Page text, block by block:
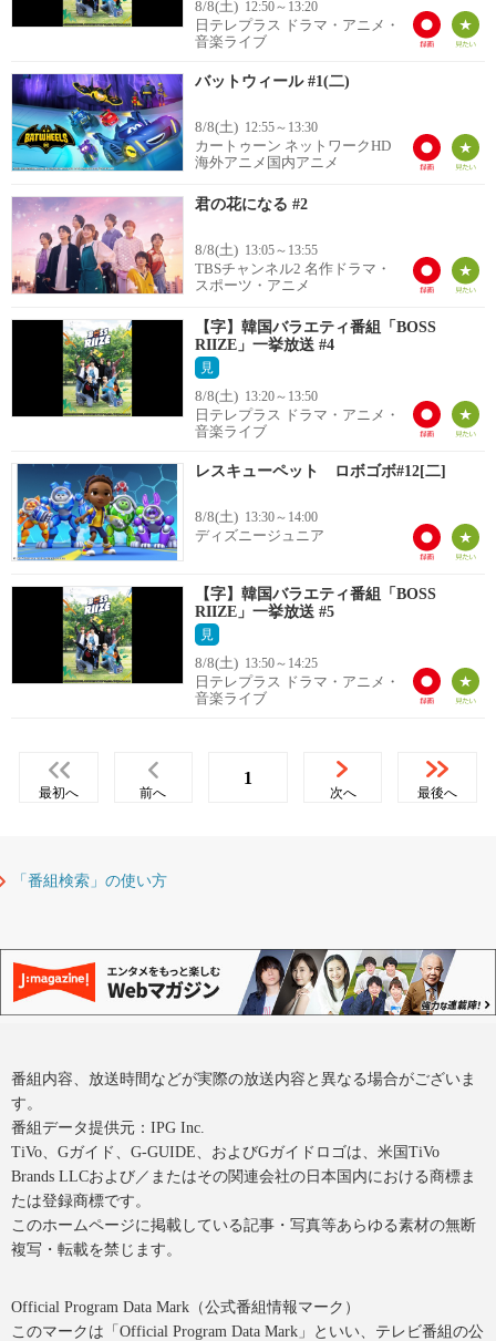
8/8(土) 12:50～13:20
日テレプラス ドラマ・アニメ・
音楽ライブ
バットウィール #1(二)
8/8(土) 12:55～13:30
カートゥーン ネットワークHD
海外アニメ国内アニメ
君の花になる #2
8/8(土) 13:05～13:55
TBSチャンネル2 名作ドラマ・
スポーツ・アニメ
【字】韓国バラエティ番組「BOSS
RIIZE」一挙放送 #4
見
8/8(土) 13:20～13:50
日テレプラス ドラマ・アニメ・
音楽ライブ
レスキューペット ロボゴボ#12[二]
8/8(土) 13:30～14:00
ディズニージュニア
【字】韓国バラエティ番組「BOSS
RIIZE」一挙放送 #5
見
8/8(土) 13:50～14:25
日テレプラス ドラマ・アニメ・
音楽ライブ
最初へ 前へ
1
次へ 最後へ
「番組検索」の使い方
番組内容、放送時間などが実際の放送内容と異なる場合がございま
す。
番組データ提供元：IPG Inc.
TiVo、Gガイド、G-GUIDE、およびGガイドロゴは、米国TiVo
Brands LLCおよび／またはその関連会社の日本国内における商標ま
たは登録商標です。
このホームページに掲載している記事・写真等あらゆる素材の無断
複写・転載を禁じます。
Official Program Data Mark（公式番組情報マーク）
このマークは「Official Program Data Mark」といい、テレビ番組の公